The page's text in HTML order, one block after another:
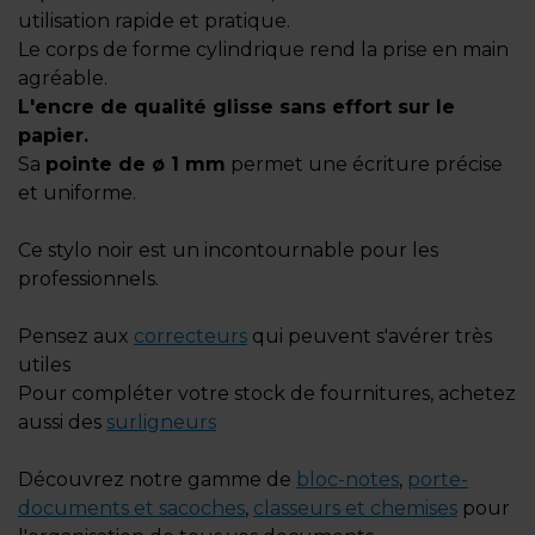
utilisation rapide et pratique.
Le corps de forme cylindrique rend la prise en main
agréable.
L'encre de qualité glisse sans effort sur le
papier.
Sa pointe de ø 1 mm permet une écriture précise
et uniforme.
Ce stylo noir est un incontournable pour les
professionnels.
Pensez aux correcteurs qui peuvent s'avérer très
utiles
Pour compléter votre stock de fournitures, achetez
aussi des surligneurs
Découvrez notre gamme de bloc-notes, porte-
documents et sacoches, classeurs et chemises pour